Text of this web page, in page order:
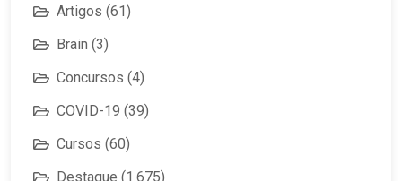
Artigos (61)
Brain (3)
Concursos (4)
COVID-19 (39)
Cursos (60)
Destaque (1.675)